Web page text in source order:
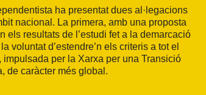
ha presentat dues al·legacions
nacional. La primera, amb una proposta
els resultats de l’estudi fet a la demarcació
voluntat d’estendre’n els criteris a tot el
impulsada per la Xarxa per una Transició
de caràcter més global.